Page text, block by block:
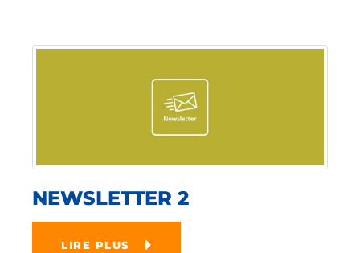
NEWSLETTER 2
LIRE PLUS